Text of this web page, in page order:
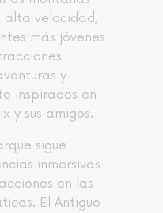
alta velocidad,
más jóvenes
y
inspirados en
y sus amigos.
sigue
inmersivas
en las
El Antiguo